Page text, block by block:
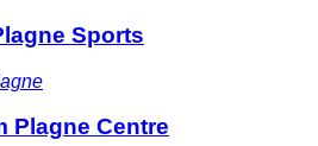
Sports
Plagne Centre